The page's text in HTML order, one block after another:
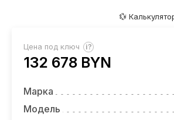
УСЛУГИ
НОВОСТИ
💱
Цена под ключ ?
132 678 BYN
Марка
Модель